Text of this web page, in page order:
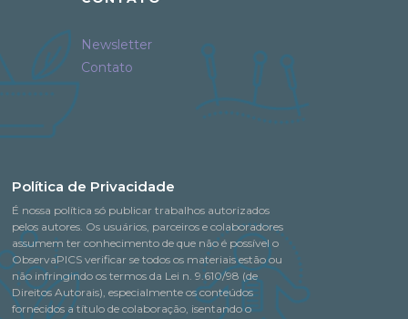
Newsletter
Contato
Política de Privacidade
É nossa política só publicar trabalhos autorizados
pelos autores. Os usuários, parceiros e colaboradores
assumem ter conhecimento de que não é possível o
ObservaPICS verificar se todos os materiais estão ou
não infringindo os termos da Lei n. 9.610/98 (de
Direitos Autorais), especialmente os conteúdos
fornecidos a título de colaboração, isentando o